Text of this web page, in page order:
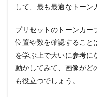
して、最も最適なトーン
プリセットのトーンカー
位置や数を確認すること
を学ぶ上で大いに参考に
動かしてみて、画像がど
も役立つでしょう。